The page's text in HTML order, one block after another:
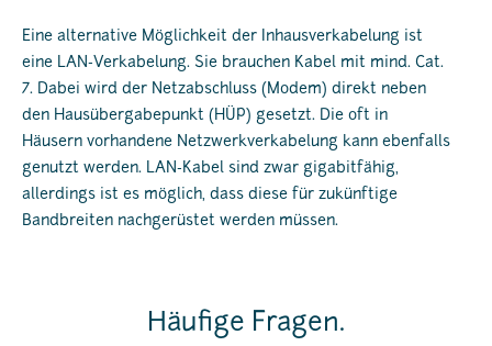
Eine alternative Möglichkeit der Inhausverkabelung ist
eine LAN-Verkabelung. Sie brauchen Kabel mit mind. Cat.
7. Dabei wird der Netzabschluss (Modem) direkt neben
den Hausübergabepunkt (HÜP) gesetzt. Die oft in
Häusern vorhandene Netzwerkverkabelung kann ebenfalls
genutzt werden. LAN-Kabel sind zwar gigabitfähig,
allerdings ist es möglich, dass diese für zukünftige
Bandbreiten nachgerüstet werden müssen.
Häufige Fragen.